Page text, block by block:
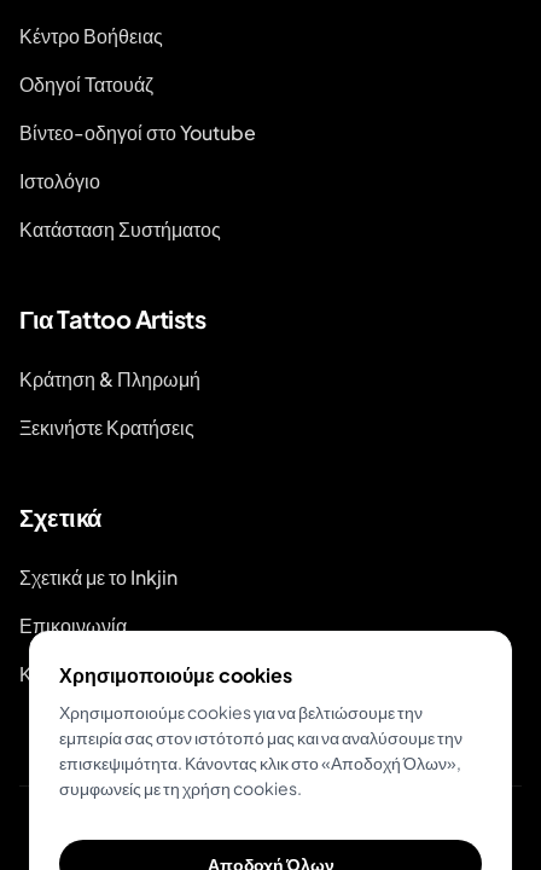
Κέντρο Βοήθειας
Οδηγοί Τατουάζ
Βίντεο-οδηγοί στο Youtube
Ιστολόγιο
Κατάσταση Συστήματος
Για Tattoo Artists
Κράτηση & Πληρωμή
Ξεκινήστε Κρατήσεις
Σχετικά
Σχετικά με το Inkjin
Επικοινωνία
Κιτ Επωνυμίας
© 2026 Inkjin
Χρησιμοποιούμε cookies
Χρησιμοποιούμε cookies για να βελτιώσουμε την
εμπειρία σας στον ιστότοπό μας και να αναλύσουμε την
επισκεψιμότητα. Κάνοντας κλικ στο «Αποδοχή Όλων»,
συμφωνείς με τη χρήση cookies.
Αποδοχή Όλων